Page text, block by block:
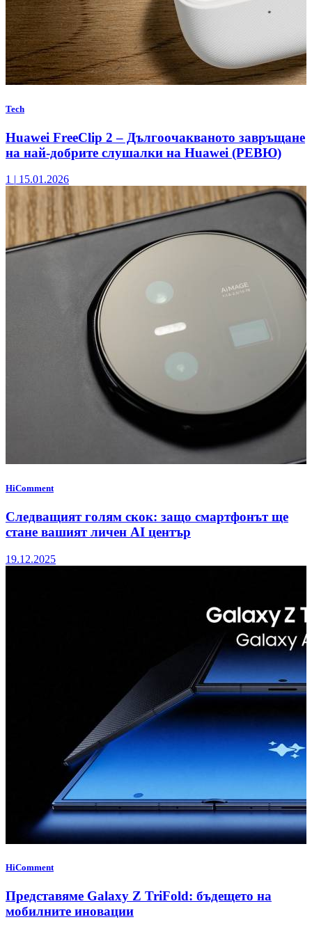
Tech
Huawei FreeClip 2 – Дългоочакваното завръщане
на най-добрите слушалки на Huawei (РЕВЮ)
1 | 15.01.2026
HiComment
Следващият голям скок: защо смартфонът ще
стане вашият личен AI център
19.12.2025
HiComment
Представяме Galaxy Z TriFold: бъдещето на
мобилните иновации